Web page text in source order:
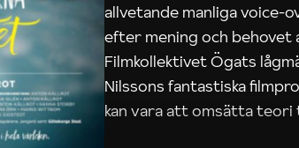
allvetande manliga voice-
efter mening och behovet
Filmkollektivet Ögats
Nilssons fantastiska
kan vara att omsätta teori